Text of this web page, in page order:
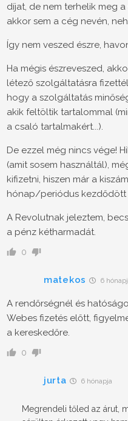
díjat, de nem terhelik meg
akkor sem a cég nevén,
Így nem veszed észre,
Ha mégis észreveszed,
létező szolgáltatásra
hogy a szolgáltatás
akik feltöltik tartalommal
a csaló tartalmakért...).
De ezzel még nincs vége!
(amit sosem használtál),
kifizetni, hiszen már a
hónap/periódus kezdődött
A Revolutnak jeleztem,
a pénz kétharmadát.
0
matekos 6
A rendőrségnél és
Webes fizetés előtt,
a kereskedőre.
0
jurta 6 hónapja
Megrendeli tőled az árut,